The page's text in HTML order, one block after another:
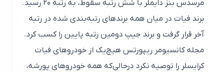
مرسدس بنز دایملر با شش رتبه سقوط، به رتبه ۲۰ رسید.
برند فیات در میان همه برندهای رتبه‌بندی شده در رتبه
آخر قرار گرفت و برند جیپ دومین رتبه پایین را کسب کرد.
مجله کانسیومر ریپورتس هیچ‌یک از خودروهای فیات
کرایسلر را توصیه نکرد درحالی‌که همه خودروهای پورشه،